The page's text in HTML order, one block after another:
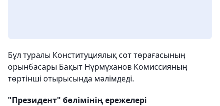
Бұл туралы Конституциялық сот төрағасының
орынбасары Бақыт Нұрмұханов Комиссияның
төртінші отырысында мәлімдеді.
"Президент" бөлімінің ережелері